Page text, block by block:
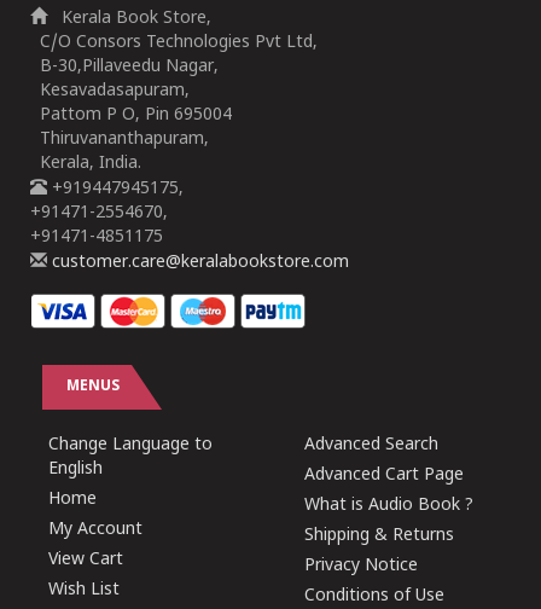
Kerala Book Store,
C/O Consors Technologies Pvt Ltd,
B-30,Pillaveedu Nagar,
Kesavadasapuram,
Pattom P O, Pin 695004
Thiruvananthapuram,
Kerala, India.
+919447945175,
+91471-2554670,
+91471-4851175
customer.care@keralabookstore.com
MENUS
Change Language to
English
Home
My Account
View Cart
Wish List
Advanced Search
Advanced Cart Page
What is Audio Book ?
Shipping & Returns
Privacy Notice
Conditions of Use